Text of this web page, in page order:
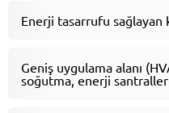
Enerji tasarrufu sağlayan
Geniş uygulama alanı
soğutma, enerji